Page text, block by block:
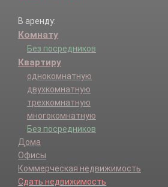
В аренду:
Комнату
Без посредников
Квартиру
однокомнатную
двухкомнатную
трехкомнатную
многокомнатную
Без посредников
Дома
Офисы
Коммерческая недвижимость
Сдать недвижимость